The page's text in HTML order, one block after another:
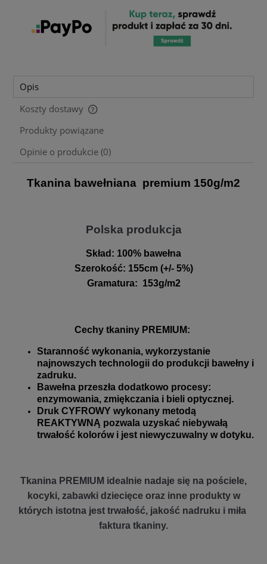
Opis
Koszty dostawy
Cena nie zawiera ewentualnych kosztów płatności
Produkty powiązane
Opinie o produkcie (0)
Tkanina bawełniana premium 150g/m2
Polska produkcja
Skład: 100% bawełna
Szerokość: 155cm (+/- 5%)
Gramatura: 153g/m2
Cechy tkaniny PREMIUM:
Staranność wykonania, wykorzystanie
najnowszych technologii do produkcji bawełny i
zadruku.
Bawełna przeszła dodatkowo procesy:
enzymowania, zmiękczania i bieli optycznej.
Druk CYFROWY wykonany metodą
REAKTYWNĄ pozwala uzyskać niebywałą
trwałość kolorów i jest niewyczuwalny w dotyku.
Tkanina PREMIUM idealnie nadaje się na pościele,
kocyki, zabawki dziecięce oraz inne produkty w
których istotna jest trwałość, jakość nadruku i miła
faktura tkaniny.